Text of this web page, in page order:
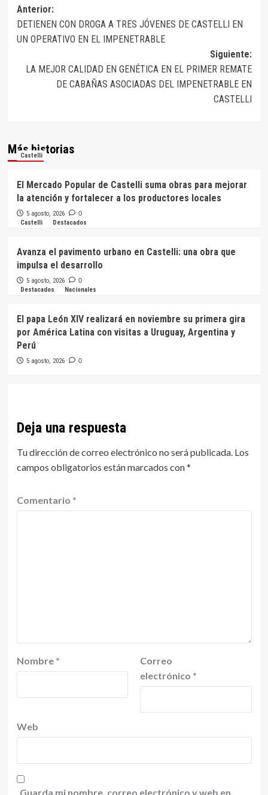
Navegación
de
Anterior:
DETIENEN CON DROGA A TRES JÓVENES DE CASTELLI EN
UN OPERATIVO EN EL IMPENETRABLE
Siguiente:
LA MEJOR CALIDAD EN GENÉTICA EN EL PRIMER REMATE
DE CABAÑAS ASOCIADAS DEL IMPENETRABLE EN
CASTELLI
Más historias
Castelli
El Mercado Popular de Castelli suma obras para mejorar
la atención y fortalecer a los productores locales
5 agosto, 2026 0
Castelli Destacados
Avanza el pavimento urbano en Castelli: una obra que
impulsa el desarrollo
5 agosto, 2026 0
Destacados Nacionales
El papa León XIV realizará en noviembre su primera gira
por América Latina con visitas a Uruguay, Argentina y
Perú
5 agosto, 2026 0
Deja una respuesta
Tu dirección de correo electrónico no será publicada. Los
campos obligatorios están marcados con*
Comentario *
Nombre *
Correo
electrónico *
Web
Guarda mi nombre, correo electrónico y web en